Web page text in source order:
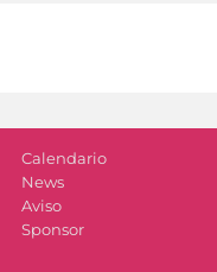
Calendario
News
Aviso
Sponsor